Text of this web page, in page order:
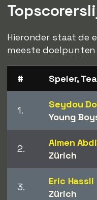
Hieronder staat de
meeste
# Speler,
1.
Seydou
Young
2.
Almen Abdi
Zürich
3.
Eric Hassli
Zürich